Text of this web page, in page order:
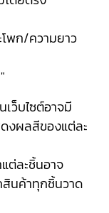
พก/ความยาว
ว็บไซต์อาจมี
งผลสีของแต่ละ
ะชิ้นอาจ
สินค้าทุกชิ้นวาด